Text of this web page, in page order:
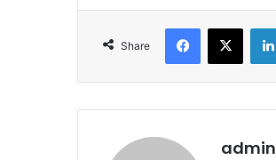
Share
Facebook
X
admin